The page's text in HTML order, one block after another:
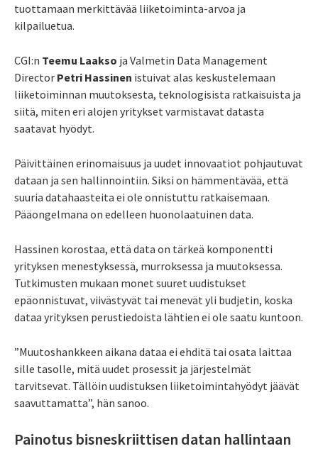
tuottamaan merkittävää liiketoiminta-arvoa ja
kilpailuetua.
CGI:n Teemu Laakso ja Valmetin Data Management
Director Petri Hassinen istuivat alas keskustelemaan
liiketoiminnan muutoksesta, teknologisista ratkaisuista ja
siitä, miten eri alojen yritykset varmistavat datasta
saatavat hyödyt.
Päivittäinen erinomaisuus ja uudet innovaatiot pohjautuvat
dataan ja sen hallinnointiin. Siksi on hämmentävää, että
suuria datahaasteita ei ole onnistuttu ratkaisemaan.
Pääongelmana on edelleen huonolaatuinen data.
Hassinen korostaa, että data on tärkeä komponentti
yrityksen menestyksessä, murroksessa ja muutoksessa.
Tutkimusten mukaan monet suuret uudistukset
epäonnistuvat, viivästyvät tai menevät yli budjetin, koska
dataa yrityksen perustiedoista lähtien ei ole saatu kuntoon.
”Muutoshankkeen aikana dataa ei ehditä tai osata laittaa
sille tasolle, mitä uudet prosessit ja järjestelmät
tarvitsevat. Tällöin uudistuksen liiketoimintahyödyt jäävät
saavuttamatta”, hän sanoo.
Painotus bisneskriittisen datan hallintaan